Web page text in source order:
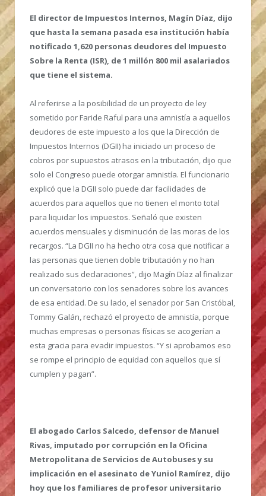
El director de Impuestos Internos, Magín Díaz, dijo
que hasta la semana pasada esa institución había
notificado 1,620 personas deudores del Impuesto
Sobre la Renta (ISR), de 1 millón 800 mil asalariados
que tiene el sistema.
Al referirse a la posibilidad de un proyecto de ley
sometido por Faride Raful para una amnistía a aquellos
deudores de este impuesto a los que la Dirección de
Impuestos Internos (DGII) ha iniciado un proceso de
cobros por supuestos atrasos en la tributación, dijo que
solo el Congreso puede otorgar amnistía. El funcionario
explicó que la DGII solo puede dar facilidades de
acuerdos para aquellos que no tienen el monto total
para liquidar los impuestos. Señaló que existen
acuerdos mensuales y disminución de las moras de los
recargos. “La DGII no ha hecho otra cosa que notificar a
las personas que tienen doble tributación y no han
realizado sus declaraciones”, dijo Magín Díaz al finalizar
un conversatorio con los senadores sobre los avances
de esa entidad. De su lado, el senador por San Cristóbal,
Tommy Galán, rechazó el proyecto de amnistía, porque
muchas empresas o personas físicas se acogerían a
esta gracia para evadir impuestos. “Y si aprobamos eso
se rompe el principio de equidad con aquellos que sí
cumplen y pagan”.
El abogado Carlos Salcedo, defensor de Manuel
Rivas, imputado por corrupción en la Oficina
Metropolitana de Servicios de Autobuses y su
implicación en el asesinato de Yuniol Ramírez, dijo
hoy que los familiares de profesor universitario